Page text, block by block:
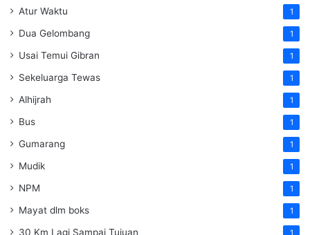
Atur Waktu 1
Dua Gelombang 1
Usai Temui Gibran 1
Sekeluarga Tewas 1
Alhijrah 1
Bus 1
Gumarang 1
Mudik 1
NPM 1
Mayat dlm boks 1
30 Km Lagi Sampai Tujuan 1